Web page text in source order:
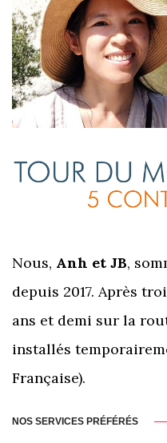
Nous, Anh et JB,
depuis 2017. Après
ans et demi sur la
installés
Française).
NOS SERVICES PRÉFÉRÉS